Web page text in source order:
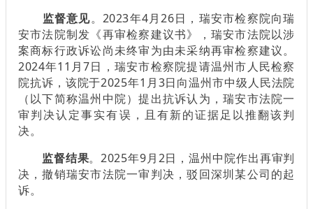
监督意见。2023年4月26日，瑞安市检察院向瑞
安市法院制发《再审检察建议书》，瑞安市法院以涉
案商标行政诉讼尚未终审为由未采纳再审检察建议。
2024年11月7日，瑞安市检察院提请温州市人民检察
院抗诉，该院于2025年1月3日向温州市中级人民法院
（以下简称温州中院）提出抗诉认为，瑞安市法院一
审判决认定事实有误，且有新的证据足以推翻该判
决。
监督结果。2025年9月2日，温州中院作出再审判
决，撤销瑞安市法院一审判决，驳回深圳某公司的起
诉。